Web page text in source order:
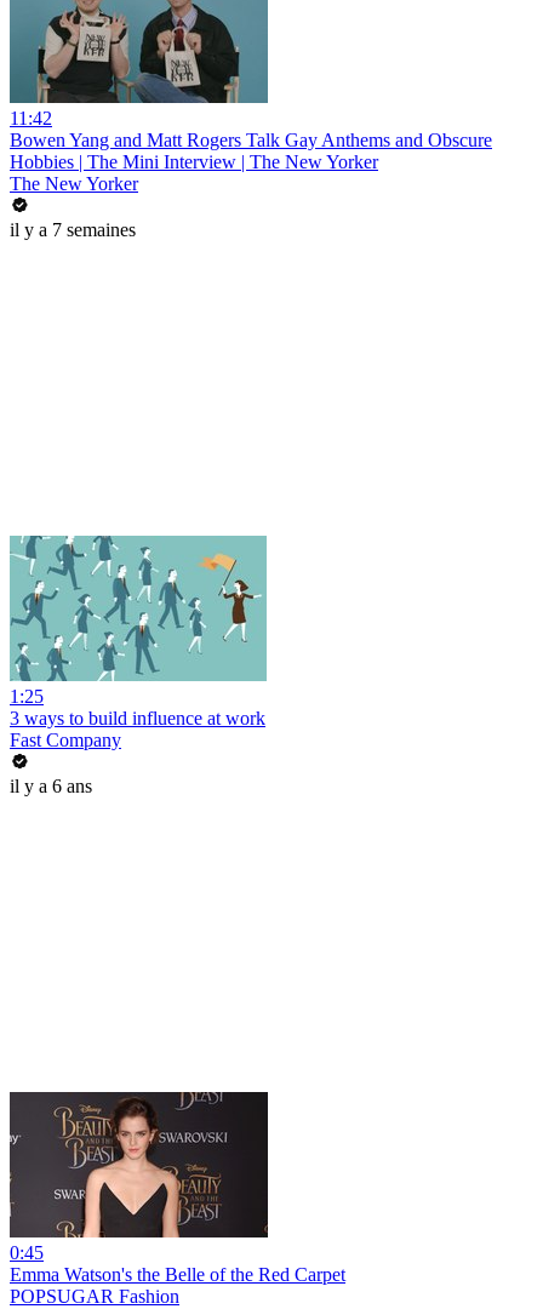
11:42
Bowen Yang and Matt Rogers Talk Gay Anthems and Obscure
Hobbies | The Mini Interview | The New Yorker
The New Yorker
il y a 7 semaines
1:25
3 ways to build influence at work
Fast Company
il y a 6 ans
0:45
Emma Watson's the Belle of the Red Carpet
POPSUGAR Fashion